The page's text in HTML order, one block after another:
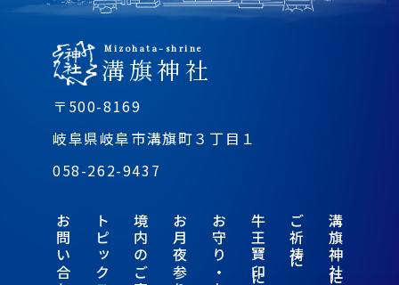
Mizohata-shrine
溝旗神社
〒500-8169
岐阜県岐阜市溝旗町３丁目１
058-262-9437
お守り・お札
お月夜参り
境内のご案内
トピックス
お問い合わせ